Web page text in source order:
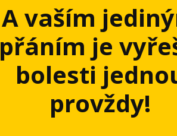
A vaším
přáním je
bolesti
provždy!